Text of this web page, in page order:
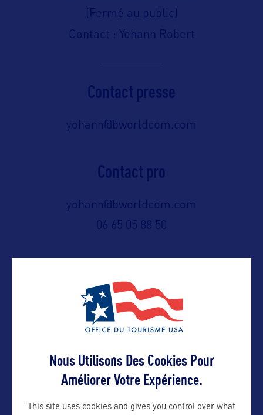
(Fermé au public)
Contact : Yohann Robert
Contact presse
yohann@bworldcom.com
Contact pro
yohann@bworldcom.com
06 65 05 88 50
yohann@bworldcom.com
Suivre
Nous Utilisons Des Cookies Pour
Améliorer Votre Expérience.
This site uses cookies and gives you control over what